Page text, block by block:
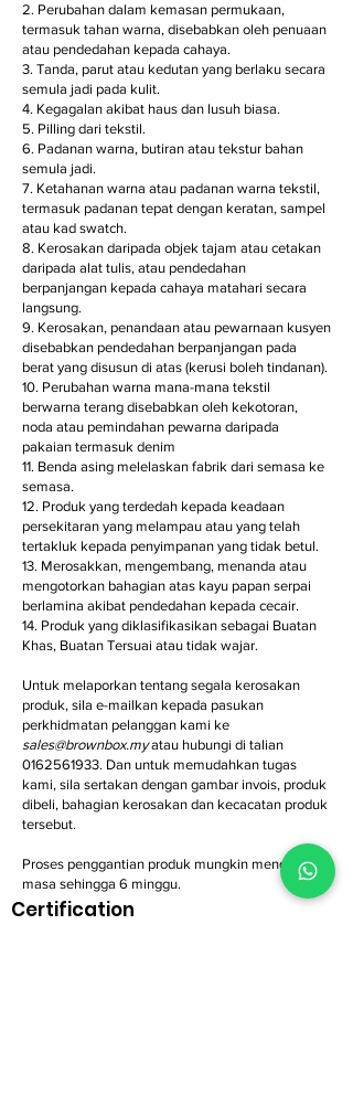
2. Perubahan dalam kemasan permukaan,
termasuk tahan warna, disebabkan oleh penuaan
atau pendedahan kepada cahaya.
3. Tanda, parut atau kedutan yang berlaku secara
semula jadi pada kulit.
4. Kegagalan akibat haus dan lusuh biasa.
5. Pilling dari tekstil.
6. Padanan warna, butiran atau tekstur bahan
semula jadi.
7. Ketahanan warna atau padanan warna tekstil,
termasuk padanan tepat dengan keratan, sampel
atau kad swatch.
8. Kerosakan daripada objek tajam atau cetakan
daripada alat tulis, atau pendedahan
berpanjangan kepada cahaya matahari secara
langsung.
9. Kerosakan, penandaan atau pewarnaan kusyen
disebabkan pendedahan berpanjangan pada
berat yang disusun di atas (kerusi boleh tindanan).
10. Perubahan warna mana-mana tekstil
berwarna terang disebabkan oleh kekotoran,
noda atau pemindahan pewarna daripada
pakaian termasuk denim
11. Benda asing melelaskan fabrik dari semasa ke
semasa.
12. Produk yang terdedah kepada keadaan
persekitaran yang melampau atau yang telah
tertakluk kepada penyimpanan yang tidak betul.
13. Merosakkan, mengembang, menanda atau
mengotorkan bahagian atas kayu papan serpai
berlamina akibat pendedahan kepada cecair.
14. Produk yang diklasifikasikan sebagai Buatan
Khas, Buatan Tersuai atau tidak wajar.
Untuk melaporkan tentang segala kerosakan
produk, sila e-mailkan kepada pasukan
perkhidmatan pelanggan kami ke
sales@brownbox.myatau hubungi di talian
0162561933. Dan untuk memudahkan tugas
kami, sila sertakan dengan gambar invois, produk
dibeli, bahagian kerosakan dan kecacatan produk
tersebut.
Proses penggantian produk mungkin mengambil
masa sehingga 6 minggu.​
Certification